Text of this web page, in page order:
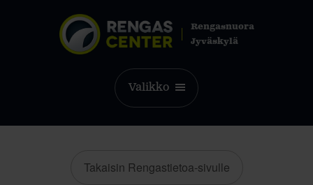
Rengasnuora
Jyväskylä
Valikko
Takaisin Rengastietoa-sivulle